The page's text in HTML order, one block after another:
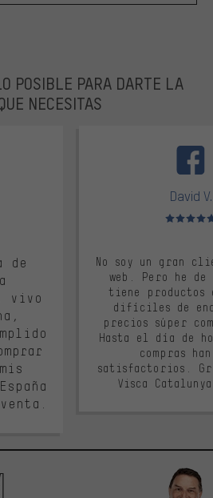
POSIBLE PARA DARTE LA
NECESITAS
5 de 5
de
vivo
David V.
Valoración
No soy un gran
web. Pero he
tiene productos
difíciles de
precios súper
Hasta el día de
compras
satisfactorios.
Visca